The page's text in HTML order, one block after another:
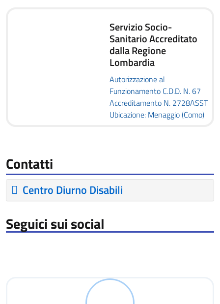
Servizio Socio-
Sanitario Accreditato
dalla Regione
Lombardia
Autorizzazione al
Funzionamento C.D.D. N. 67
Accreditamento N. 2728ASST
Ubicazione: Menaggio (Como)
Contatti
Centro Diurno Disabili
Seguici sui social